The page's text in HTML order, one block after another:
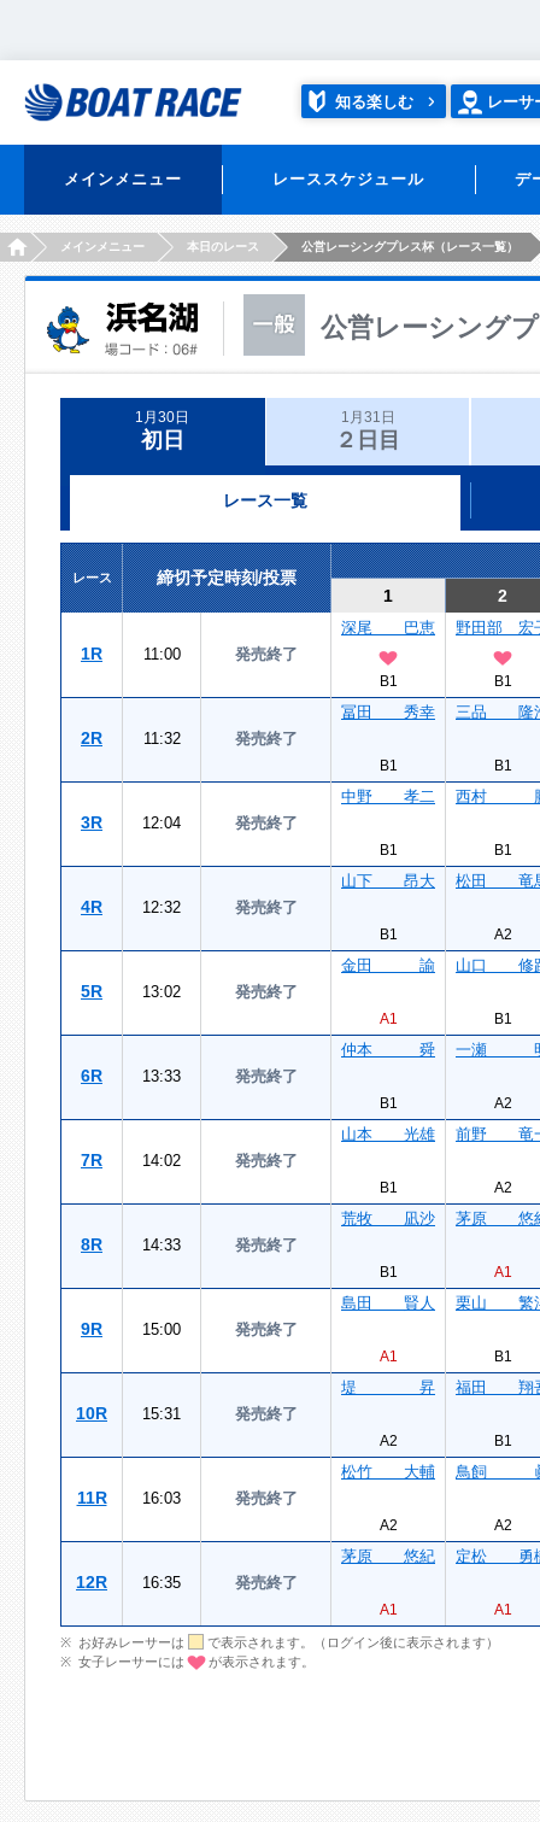
知る楽しむ レーサ
メインメニュー レーススケジュール デ
HOMEメインメニュー 本日のレース 公営レーシングプレス杯（レース一覧）
公営レーシング
1月30日
初日
1月31日
２日目
レース一覧
レース
締切予定時刻/投票
1
2
1R 11:00 発売終了
深尾 巴恵
B1
野田部 宏
B1
2R 11:32 発売終了
冨田 秀幸
B1
三品 隆
B1
3R 12:04 発売終了
中野 孝二
B1
西村
B1
4R 12:32 発売終了
山下 昂大
B1
松田 竜
A2
5R 13:02 発売終了
金田 諭
A1
山口 修
B1
6R 13:33 発売終了
仲本 舜
B1
一瀬
A2
7R 14:02 発売終了
山本 光雄
B1
前野 竜
A2
8R 14:33 発売終了
荒牧 凪沙
B1
茅原 悠
A1
9R 15:00 発売終了
島田 賢人
A1
栗山 繁
B1
10R 15:31 発売終了
堤 昇
A2
福田 翔
B1
11R 16:03 発売終了
松竹 大輔
A2
鳥飼
A2
12R 16:35 発売終了
茅原 悠紀
A1
定松 勇
A1
お好みレーサーは
で表示されます。（ログイン後に表示されます）
女子レーサーには
が表示されます。